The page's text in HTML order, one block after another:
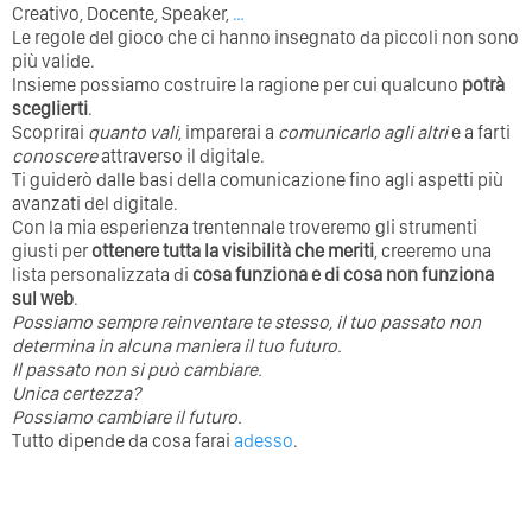
Creativo, Docente, Speaker, …
Le regole del gioco che ci hanno insegnato da piccoli non sono
più valide.
Insieme possiamo costruire la ragione per cui qualcuno potrà
sceglierti.
Scoprirai quanto vali, imparerai a comunicarlo agli altrie a farti
conoscereattraverso il digitale.
Ti guiderò dalle basi della comunicazione fino agli aspetti più
avanzati del digitale.
Con la mia esperienza trentennale troveremo gli strumenti
giusti perottenere tutta la visibilità che meriti, creeremo una
lista personalizzata di cosa funziona e di cosa non funziona
sul web.
Possiamo sempre reinventare te stesso, il tuo passato non
determina in alcuna maniera il tuo futuro. ⁣
⁣Il passato non si può cambiare.
Unica certezza?
Possiamo cambiare il futuro.
Tutto dipende da cosa farai adesso.